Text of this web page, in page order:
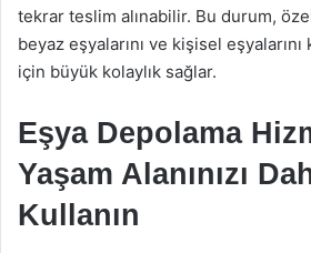
tekrar teslim alınabilir. Bu durum,
beyaz eşyalarını ve kişisel
için büyük kolaylık sağlar.
Eşya Depolama
Yaşam Alanınızı
Kullanın